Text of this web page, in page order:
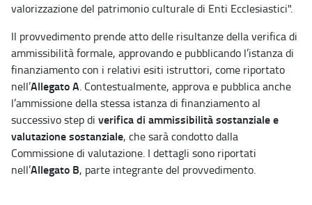
valorizzazione del patrimonio culturale di Enti Ecclesiastici".
Il provvedimento prende atto delle risultanze della verifica di
ammissibilità formale, approvando e pubblicando l’istanza di
finanziamento con i relativi esiti istruttori, come riportato
nell’Allegato A. Contestualmente, approva e pubblica anche
l’ammissione della stessa istanza di finanziamento al
successivo step di verifica di ammissibilità sostanziale e
valutazione sostanziale, che sarà condotto dalla
Commissione di valutazione. I dettagli sono riportati
nell’Allegato B, parte integrante del provvedimento.